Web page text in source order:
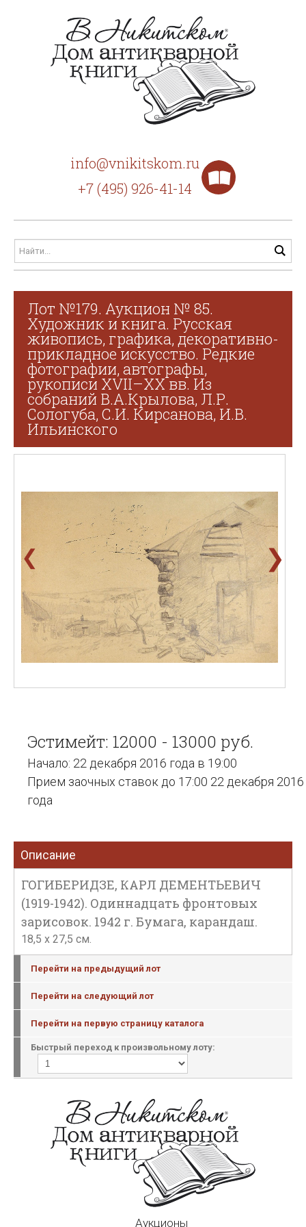
info@vnikitskom.ru
+7 (495) 926-41-14
Лот №179. Аукцион № 85.
Художник и книга. Русская
живопись, графика, декоративно-
прикладное искусство. Редкие
фотографии, автографы,
рукописи XVII–XX вв. Из
собраний В.А.Крылова, Л.Р.
Сологуба, С.И. Кирсанова, И.В.
Ильинского
❮ ❯
Эстимейт: 12000 - 13000 руб.
Начало: 22 декабря 2016 года в 19:00
Прием заочных ставок до 17:00 22 декабря 2016
года
Описание
ГОГИБЕРИДЗЕ, КАРЛ ДЕМЕНТЬЕВИЧ
(1919-1942). Одиннадцать фронтовых
зарисовок. 1942 г. Бумага, карандаш.
18,5 х 27,5 см.
Перейти на предыдущий лот
Перейти на следующий лот
Перейти на первую страницу каталога
Быстрый переход к произвольному лоту:
Аукционы